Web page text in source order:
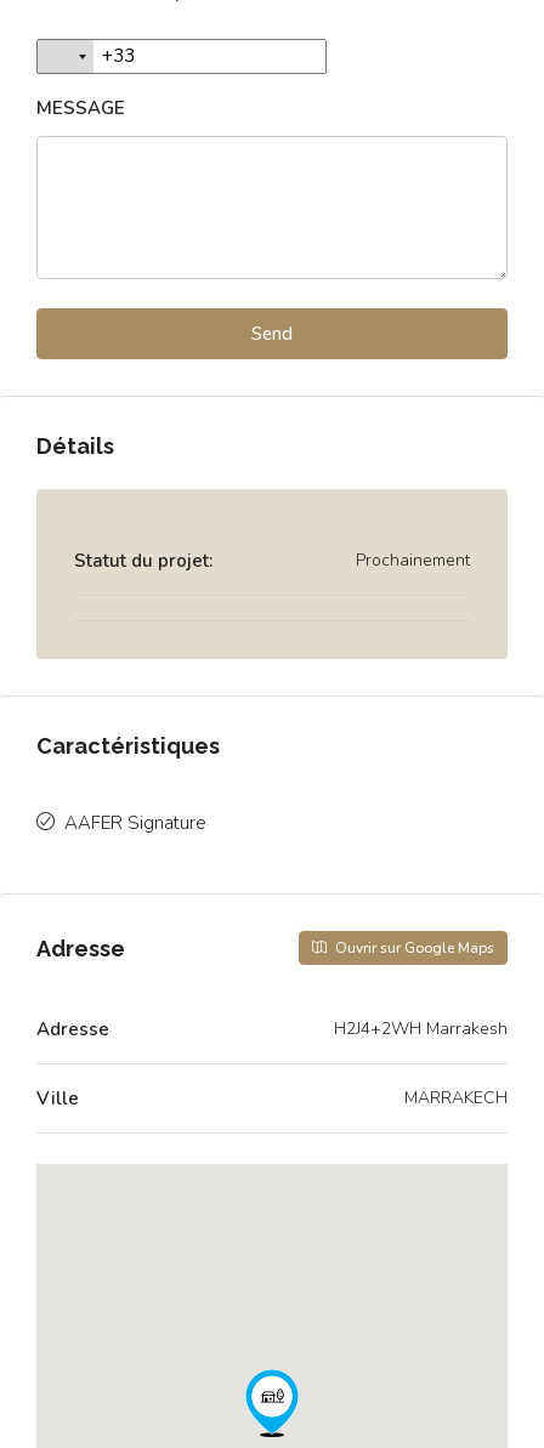
MESSAGE
Détails
Statut du projet: Prochainement
Caractéristiques
AAFER Signature
Adresse Ouvrir sur Google Maps
Adresse H2J4+2WH Marrakesh
Ville MARRAKECH